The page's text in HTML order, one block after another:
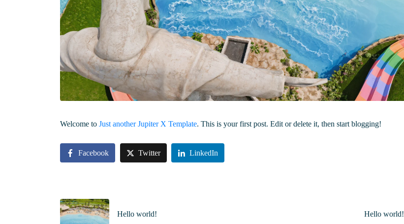
Welcome to Just another Jupiter X Template. This is your first post. Edit or delete it, then start blogging!
Facebook Twitter LinkedIn
Hello world! Hello world!